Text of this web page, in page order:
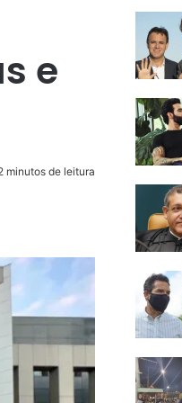
e
minutos de leitura